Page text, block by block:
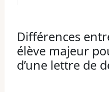
Différences
élève majeur
d’une lettre de